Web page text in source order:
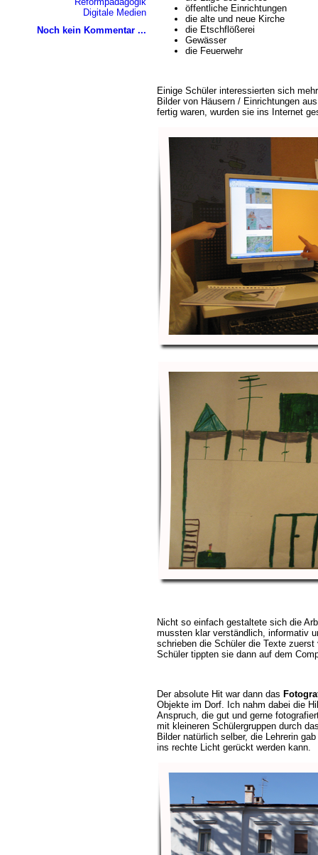
Digitale Medien
Noch kein Kommentar ...
öffentliche Einrichtungen
die alte und neue Kirche
die Etschflößerei
Gewässer
die Feuerwehr
Einige Schüler interessierten sich
Bilder von Häusern / Einrichtungen
fertig waren, wurden sie ins Internet
Nicht so einfach gestaltete sich die
mussten klar verständlich, informativ
schrieben die Schüler die Texte
Schüler tippten sie dann auf dem
Der absolute Hit war dann das
Objekte im Dorf. Ich nahm dabei die
Anspruch, die gut und gerne
mit kleineren Schülergruppen durch
Bilder natürlich selber, die Lehrerin
ins rechte Licht gerückt werden kann.